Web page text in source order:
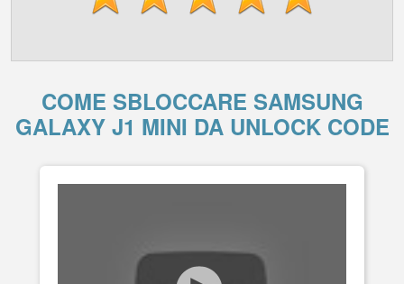
COME SBLOCCARE SAMSUNG
GALAXY J1 MINI DA UNLOCK CODE